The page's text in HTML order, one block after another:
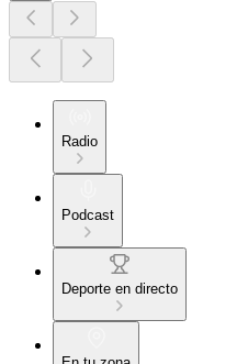
Radio
Podcast
Deporte en directo